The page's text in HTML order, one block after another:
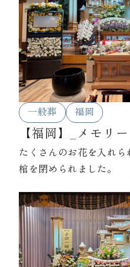
一般葬 福岡
【福岡】_メモリ
たくさんのお花を入れ
棺を閉められました。